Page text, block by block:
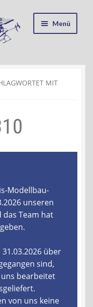
Menü
MIT
Modellbau-
unseren
Team hat
über
sind,
bearbeitet
von uns keine